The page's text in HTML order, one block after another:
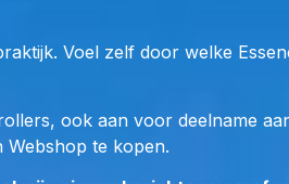
lagune bij Huncabamba in
van het Sterrenstelsel
Beer hun herintrede doen op
Voel zelf door welke
ook aan voor deelname
Webshop te kopen.